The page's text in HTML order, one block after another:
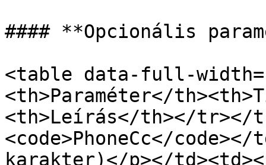
#### **Opcionális
<table data-full-
<th>Paraméter</
<th>Leírás</th></tr></
<code>PhoneCc</
karakter)</p></